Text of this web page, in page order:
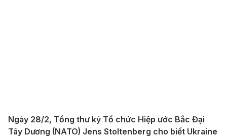
Ngày 28/2, Tổng thư ký Tổ chức Hiệp ước Bắc Đại
Tây Dương (NATO) Jens Stoltenberg cho biết Ukraine